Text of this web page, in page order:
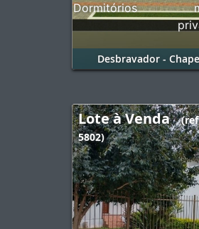
Dormitórios
Desbravador -
Lote à Venda
5802)